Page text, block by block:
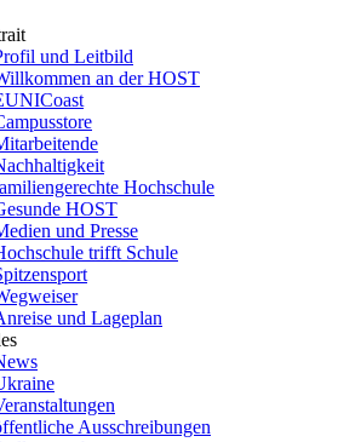
und Leitbild
an der HOST
Hochschule
HOST
und Presse
trifft Schule
und Lageplan
Ausschreibungen